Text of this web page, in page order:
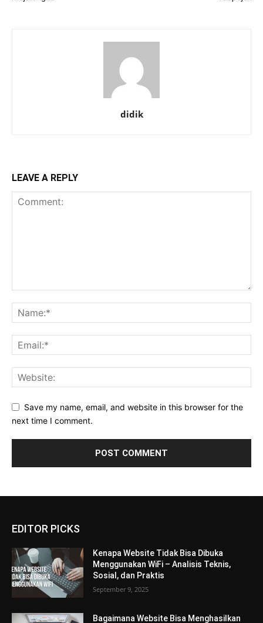
didik
LEAVE A REPLY
Save my name, email, and website in this browser for the
next time I comment.
EDITOR PICKS
Kenapa Website Tidak Bisa Dibuka
Menggunakan WiFi – Analisis Teknis,
Sosial, dan Praktis
September 9, 2025
Bagaimana Website Bisa Menghasilkan